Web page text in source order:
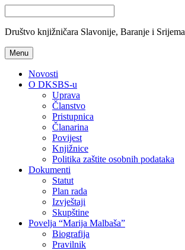
Društvo knjižničara Slavonije, Baranje i Srijema
Menu
Novosti
O DKSBS-u
Uprava
Članstvo
Pristupnica
Članarina
Povijest
Knjižnice
Politika zaštite osobnih podataka
Dokumenti
Statut
Plan rada
Izvještaji
Skupštine
Povelja “Marija Malbaša”
Biografija
Pravilnik